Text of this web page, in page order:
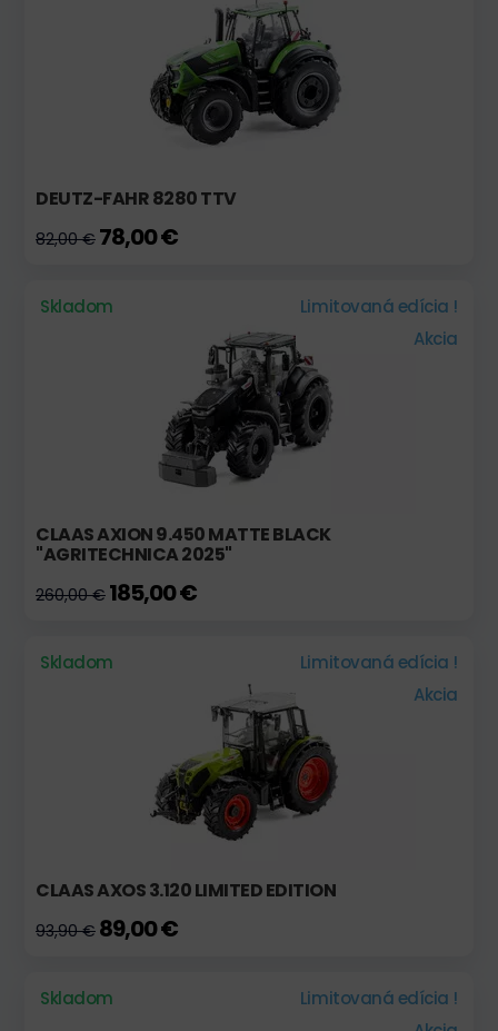
DEUTZ-FAHR 8280 TTV
82,00 € 78,00 €
Skladom
Limitovaná edícia !
Akcia
CLAAS AXION 9.450 MATTE BLACK
"AGRITECHNICA 2025"
260,00 € 185,00 €
Skladom
Limitovaná edícia !
Akcia
CLAAS AXOS 3.120 LIMITED EDITION
93,90 € 89,00 €
Skladom
Limitovaná edícia !